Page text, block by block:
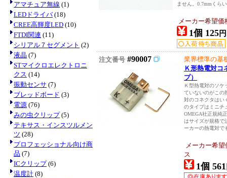
アマチュア無線 (1)
LEDドライバ(18)
CREE高輝度LED (10)
FTDI関連 (11)
シリアル７セグメント (2)
液晶 (7)
STマイクロエレクトロニ
クス (14)
振動センサ (7)
ブレッドボード (3)
電源 (76)
みの虫クリップ(5)
テキサス・インスツルメン
ツ (28)
プロフェッショナル向け商
品 (7)
ICクリップ(6)
温度計 (8)
ません。0.7mmくら
メーカー希望
1個 125円
注文番号 #90007
業界標準の基
Ｋ形熱電対コ
プ）
Ｋ型熱電対のソ
ていないのがこの
対のコネクタはい
のタイプはミニチ
OMEGA社正規純
はサイズが規格で
ーカーの熱電対で
メーカー希
ス
1個 561